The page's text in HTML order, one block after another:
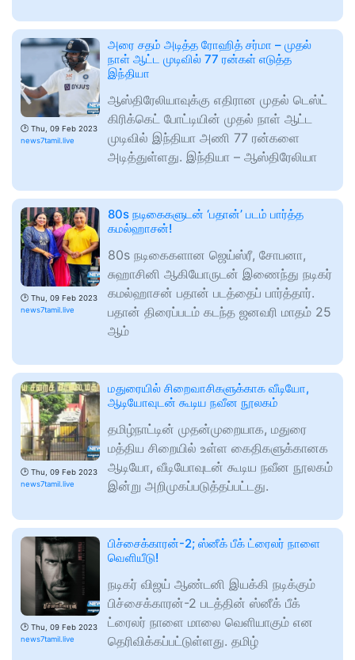
🕑 Thu, 09 Feb 2023
news7tamil.live
அரை சதம் அடித்த ரோஹித் சர்மா – முதல்
நாள் ஆட்ட முடிவில் 77 ரன்கள் எடுத்த
இந்தியா
ஆஸ்திரேலியாவுக்கு எதிரான முதல் டெஸ்ட்
கிரிக்கெட் போட்டியின் முதல் நாள் ஆட்ட
முடிவில் இந்தியா அணி 77 ரன்களை
அடித்துள்ளது. இந்தியா – ஆஸ்திரேலியா
🕑 Thu, 09 Feb 2023
news7tamil.live
80s நடிகைகளுடன் ‘பதான்’ படம் பார்த்த
கமல்ஹாசன்!
80s நடிகைகளான ஜெய்ஸ்ரீ, சோபனா,
சுஹாசினி ஆகியோருடன் இணைந்து நடிகர்
கமல்ஹாசன் பதான் படத்தைப் பார்த்தார்.
பதான் திரைப்படம் கடந்த ஜனவரி மாதம் 25
ஆம்
🕑 Thu, 09 Feb 2023
news7tamil.live
மதுரையில் சிறைவாசிகளுக்காக வீடியோ,
ஆடியோவுடன் கூடிய நவீன நூலகம்
தமிழ்நாட்டின் முதன்முறையாக, மதுரை
மத்திய சிறையில் உள்ள கைதிகளுக்கானக
ஆடியோ, வீடியோவுடன் கூடிய நவீன நூலகம்
இன்று அறிமுகப்படுத்தப்பட்டது.
🕑 Thu, 09 Feb 2023
news7tamil.live
பிச்சைக்காரன்-2; ஸ்னீக் பீக் ட்ரைலர் நாளை
வெளியீடு!
நடிகர் விஜய் ஆண்டனி இயக்கி நடிக்கும்
பிச்சைக்காரன்-2 படத்தின் ஸ்னீக் பீக்
ட்ரைலர் நாளை மாலை வெளியாகும் என
தெரிவிக்கப்பட்டுள்ளது. தமிழ்